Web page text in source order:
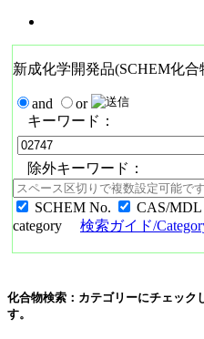
新成化学開発品(SCHEM化合
and
or
キーワード：
除外キーワード：
SCHEM No. CAS/MDL
category
検索ガイド/
化合物検索：カテゴリーにチェック
す。